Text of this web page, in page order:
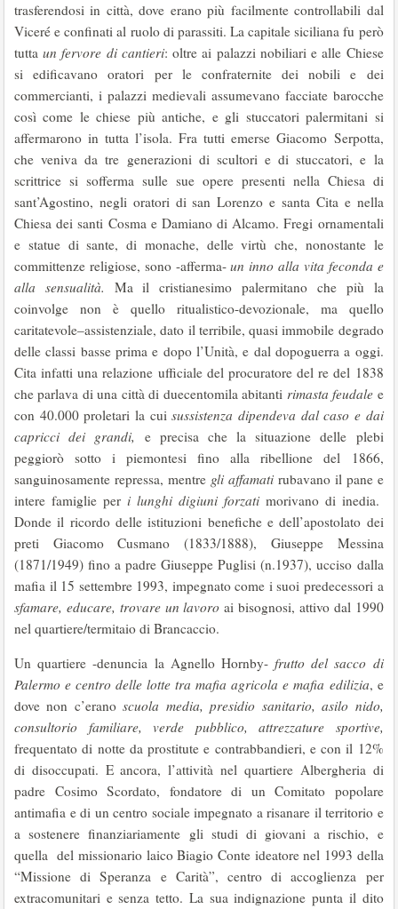
trasferendosi in città, dove erano più facilmente controllabili dal
Viceré e confinati al ruolo di parassiti. La capitale siciliana fu però
tuttaun fervore di cantieri: oltre ai palazzi nobiliari e alle Chiese
si edificavano oratori per le confraternite dei nobili e dei
commercianti, i palazzi medievali assumevano facciate barocche
così come le chiese più antiche, e gli stuccatori palermitani si
affermarono in tutta l’isola. Fra tutti emerse Giacomo Serpotta,
che veniva da tre generazioni di scultori e di stuccatori, e la
scrittrice si sofferma sulle sue opere presenti nella Chiesa di
sant’Agostino, negli oratori di san Lorenzo e santa Cita e nella
Chiesa dei santi Cosma e Damiano di Alcamo. Fregi ornamentali
e statue di sante, di monache, delle virtù che, nonostante le
committenze religiose, sono -afferma-un inno alla vita feconda e
alla sensualità. Ma il cristianesimo palermitano che più la
coinvolge non è quello ritualistico-devozionale, ma quello
caritatevole–assistenziale, dato il terribile, quasi immobile degrado
delle classi basse prima e dopo l’Unità, e dal dopoguerra a oggi.
Cita infatti una relazione ufficiale del procuratore del re del 1838
che parlava di una città di duecentomila abitanti rimasta feudale e
con 40.000 proletari la cuisussistenza dipendeva dal caso e dai
capricci dei grandi,
e precisa che la situazione delle plebi
peggiorò sotto i piemontesi fino alla ribellione del 1866,
sanguinosamente repressa, mentre gli affamatirubavano il pane e
intere famiglie per i lunghi digiuni forzati morivano di inedia.
Donde il ricordo delle istituzioni benefiche e dell’apostolato dei
preti Giacomo Cusmano (1833/1888), Giuseppe Messina
(1871/1949) fino a padre Giuseppe Puglisi (n.1937), ucciso dalla
mafia il 15 settembre 1993, impegnato come i suoi predecessori a
sfamare, educare, trovare un lavoro ai bisognosi, attivo dal 1990
nel quartiere/termitaio di Brancaccio.
Un quartiere -denuncia la Agnello Hornby-frutto del sacco di
Palermo e centro delle lotte tra mafia agricola e mafia edilizia, e
dove non c’eranoscuola media, presidio sanitario, asilo nido,
consultorio familiare, verde pubblico, attrezzature sportive,
frequentato di notte da prostitute e contrabbandieri, e con il 12%
di disoccupati. E ancora, l’attività nel quartiere Albergheria di
padre Cosimo Scordato, fondatore di un Comitato popolare
antimafia e di un centro sociale impegnato a risanare il territorio e
a sostenere finanziariamente gli studi di giovani a rischio, e
quella del missionario laico Biagio Conte ideatore nel 1993 della
“Missione di Speranza e Carità”, centro di accoglienza per
extracomunitari e senza tetto. La sua indignazione punta il dito